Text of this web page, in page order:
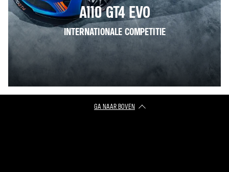
A110 GT4 EVO
INTERNATIONALE COMPETITIE
GA NAAR BOVEN